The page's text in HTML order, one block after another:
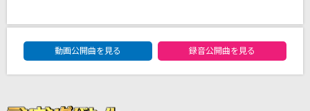
[生音]又三郎
DAM★ともボーカルエントリーランキング
動画公開曲を見る
録音公開曲を見る